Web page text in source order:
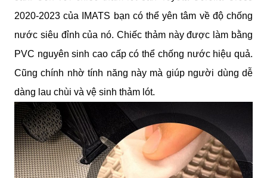
2020-2023 của IMATS bạn có thể yên tâm về độ chống
nước siêu đỉnh của nó. Chiếc thảm này được làm bằng
PVC nguyên sinh cao cấp có thể chống nước hiệu quả.
Cũng chính nhờ tính năng này mà giúp người dùng dễ
dàng lau chùi và vệ sinh thảm lót.